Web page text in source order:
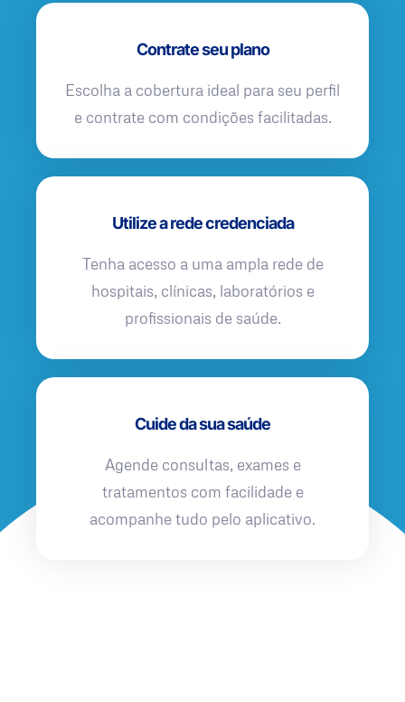
Contrate seu plano
Escolha a cobertura ideal para seu perfil
e contrate com condições facilitadas.
Utilize a rede credenciada
Tenha acesso a uma ampla rede de
hospitais, clínicas, laboratórios e
profissionais de saúde.
Cuide da sua saúde
Agende consultas, exames e
tratamentos com facilidade e
acompanhe tudo pelo aplicativo.